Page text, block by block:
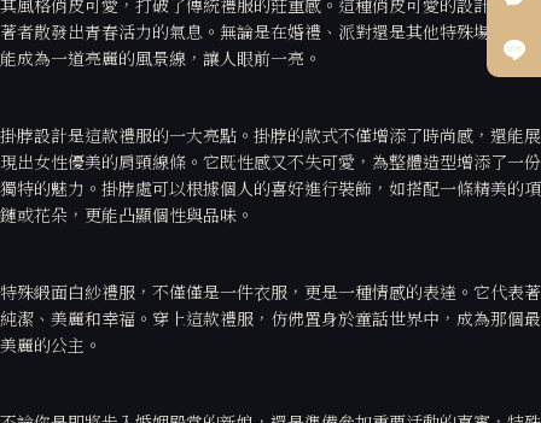
其風格俏皮可愛，打破了傳統禮服的莊重感。這種俏皮可愛的設計，讓穿
著者散發出青春活力的氣息。無論是在婚禮、派對還是其他特殊場合，都
能成為一道亮麗的風景線，讓人眼前一亮。
掛脖設計是這款禮服的一大亮點。掛脖的款式不僅增添了時尚感，還能展
現出女性優美的肩頸線條。它既性感又不失可愛，為整體造型增添了一份
獨特的魅力。掛脖處可以根據個人的喜好進行裝飾，如搭配一條精美的項
鏈或花朵，更能凸顯個性與品味。
特殊緞面白紗禮服，不僅僅是一件衣服，更是一種情感的表達。它代表著
純潔、美麗和幸福。穿上這款禮服，仿佛置身於童話世界中，成為那個最
美麗的公主。